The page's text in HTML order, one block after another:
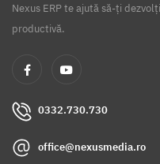
Nexus ERP te ajută să-ți
productivă.
0332.730.730
office@nexusmedia.ro